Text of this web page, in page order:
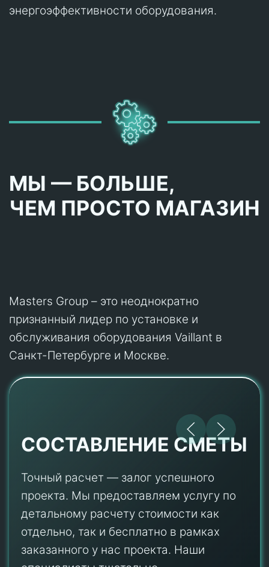
энергоэффективности оборудования.
МЫ — БОЛЬШЕ,
ЧЕМ ПРОСТО МАГАЗИН
Masters Group – это неоднократно
признанный лидер по установке и
обслуживания оборудования Vaillant в
Санкт-Петербурге и Москве.
СОСТАВЛЕНИЕ СМЕТЫ
Точный расчет — залог успешного
проекта. Мы предоставляем услугу по
детальному расчету стоимости как
отдельно, так и бесплатно в рамках
заказанного у нас проекта. Наши